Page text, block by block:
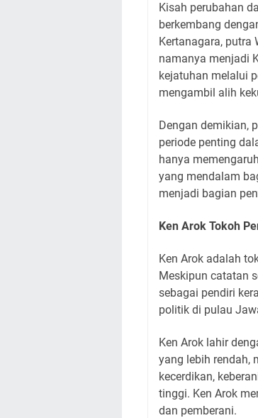
Kisah perubahan
berkembang
Kertanagara, putra
namanya menjadi
kejatuhan melalui
mengambil alih
Dengan demikian,
periode penting
hanya
yang mendalam
menjadi bagian
Ken Arok Tokoh
Ken Arok adalah
Meskipun catatan
sebagai pendiri
politik di pulau
Ken Arok lahir
yang lebih rendah,
kecerdikan,
tinggi. Ken Arok
dan pemberani.